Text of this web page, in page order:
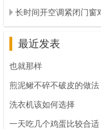
长时间开空调紧闭门窗
最近发表
也就那样
煎泥鳅不碎不破皮的做法
洗衣机该如何选择
一天吃几个鸡蛋比较合适